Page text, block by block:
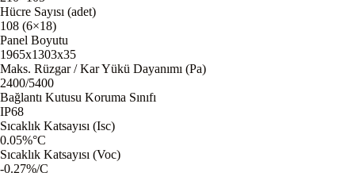
Hücre Sayısı (adet)
108 (6×18)
Panel Boyutu
1965x1303x35
Maks. Rüzgar / Kar Yükü Dayanımı (Pa)
2400/5400
Bağlantı Kutusu Koruma Sınıfı
IP68
Sıcaklık Katsayısı (Isc)
0.05%°C
Sıcaklık Katsayısı (Voc)
-0.27%/C